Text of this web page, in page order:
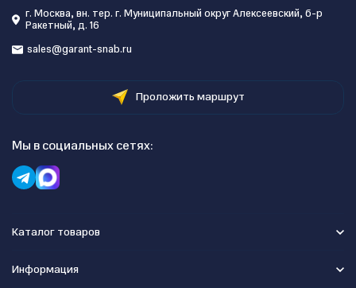
г. Москва, вн. тер. г. Муниципальный округ Алексеевский, б-р
Ракетный, д. 16
sales@garant-snab.ru
Проложить маршрут
Мы в социальных сетях:
Каталог товаров
Информация